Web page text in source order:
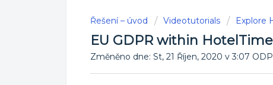
Řešení – úvod Videotutorials Explore
EU GDPR within HotelTime
Změněno dne: St, 21 Říjen, 2020 v 3:07